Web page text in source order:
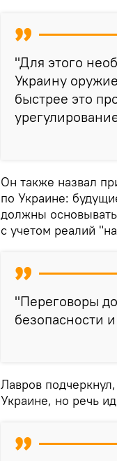
"Для этого
Украину
быстрее это
Он также назвал
по Украине:
должны
с учетом реалий
"Переговоры
безопасности
Лавров
Украине, но речь